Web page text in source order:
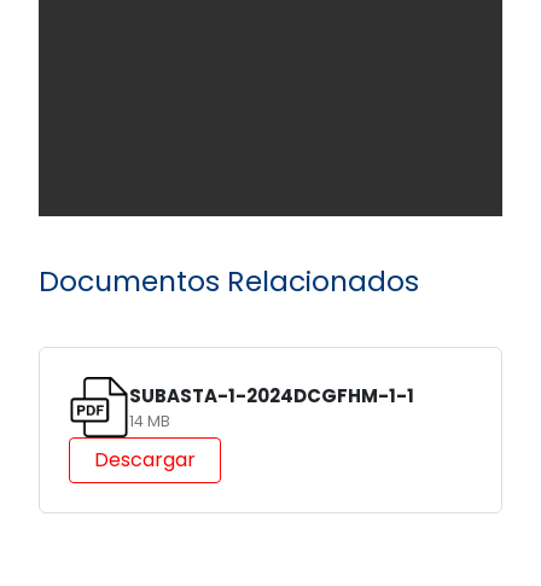
Documentos Relacionados
SUBASTA-1-2024DCGFHM-1-1
14 MB
Descargar